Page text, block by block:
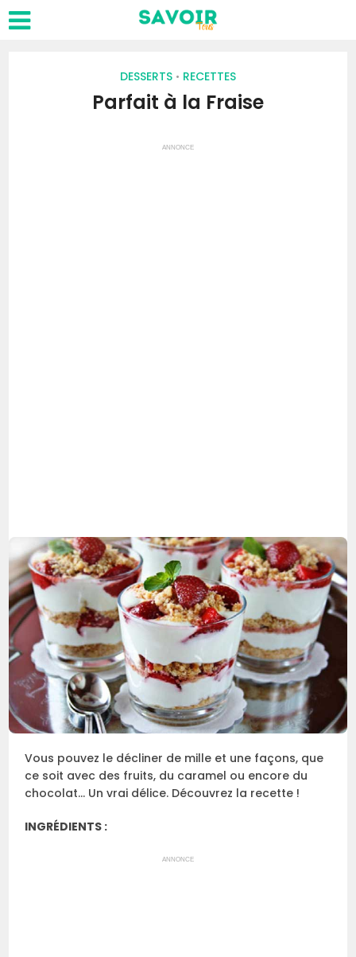
DESSERTS • RECETTES
Parfait à la Fraise
ANNONCE
Vous pouvez le décliner de mille et une façons, que
ce soit avec des fruits, du caramel ou encore du
chocolat… Un vrai délice. Découvrez la recette !
INGRÉDIENTS :
ANNONCE